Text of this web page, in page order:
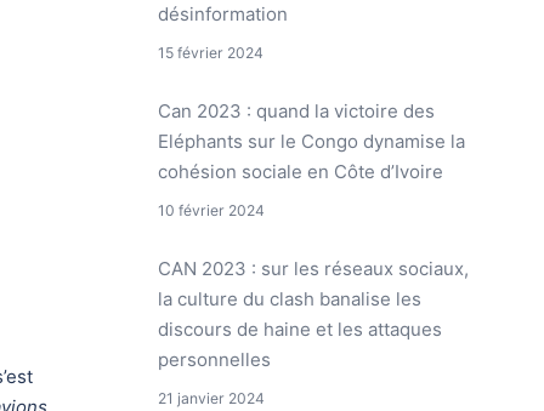
désinformation
15 février 2024
Can 2023 : quand la victoire des
Eléphants sur le Congo dynamise la
cohésion sociale en Côte d’Ivoire
10 février 2024
CAN 2023 : sur les réseaux sociaux,
la culture du clash banalise les
discours de haine et les attaques
personnelles
21 janvier 2024